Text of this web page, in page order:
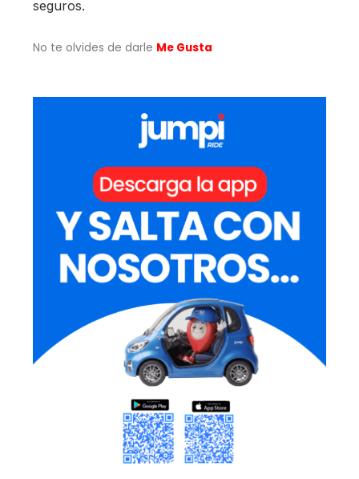
seguros.
No te olvides de darle Me Gusta